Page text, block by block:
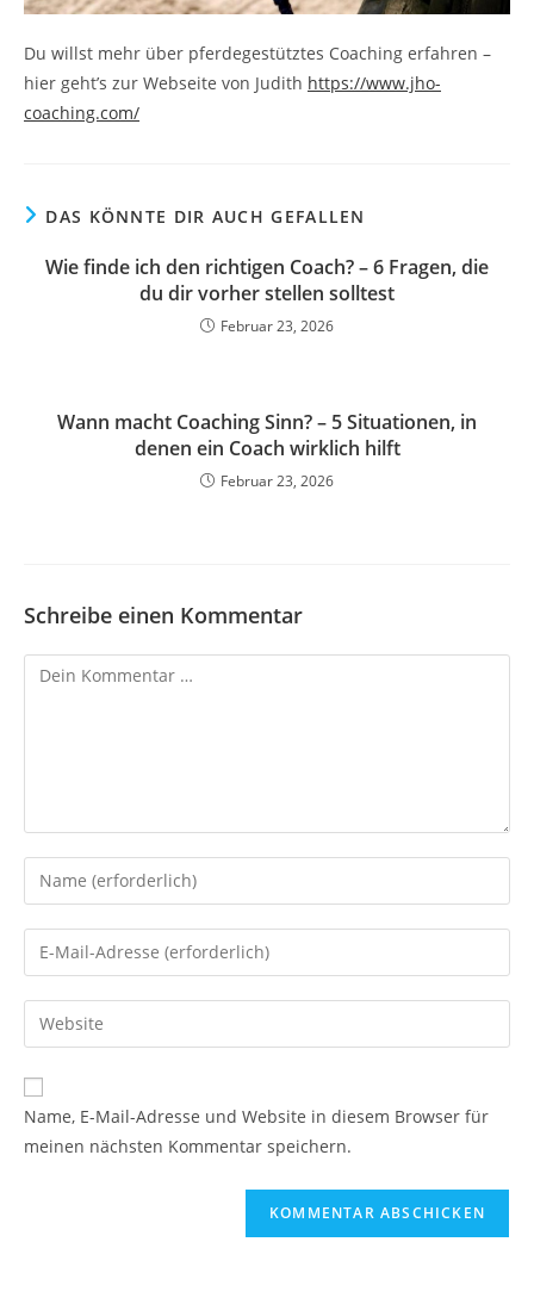
Du willst mehr über pferdegestütztes Coaching erfahren –
hier geht’s zur Webseite von Judith https://www.jho-
coaching.com/
DAS KÖNNTE DIR AUCH GEFALLEN
Wie finde ich den richtigen Coach? – 6 Fragen, die
du dir vorher stellen solltest
Februar 23, 2026
Wann macht Coaching Sinn? – 5 Situationen, in
denen ein Coach wirklich hilft
Februar 23, 2026
Schreibe einen Kommentar
Kommentar
Gib
deinen
Namen
oder
zum
Kommentieren
ein
Gib
deine
E-
Mail-
zum
Kommentieren
ein
Gib
deine
Website-
URL
Name, E-Mail-Adresse und Website in diesem Browser für
meinen nächsten Kommentar speichern.